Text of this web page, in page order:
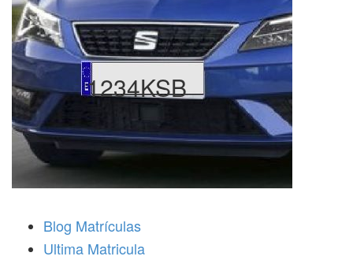
1234KSB
Blog Matrículas
Ultima Matricula